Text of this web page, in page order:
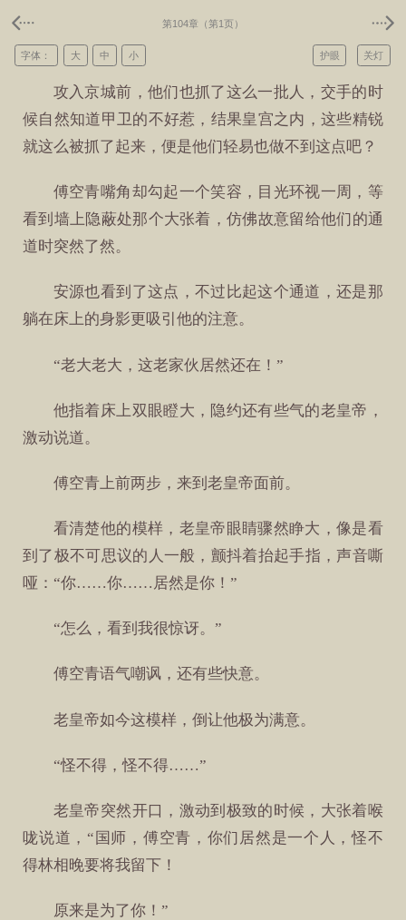
第104章（第1页）
关灯
护眼
字体： 大 中 小
攻入京城前，他们也抓了这么一批人，交手的时
候自然知道甲卫的不好惹，结果皇宫之内，这些精锐
就这么被抓了起来，便是他们轻易也做不到这点吧？
傅空青嘴角却勾起一个笑容，目光环视一周，等
看到墙上隐蔽处那个大张着，仿佛故意留给他们的通
道时突然了然。
安源也看到了这点，不过比起这个通道，还是那
躺在床上的身影更吸引他的注意。
“老大老大，这老家伙居然还在！”
他指着床上双眼瞪大，隐约还有些气的老皇帝，
激动说道。
傅空青上前两步，来到老皇帝面前。
看清楚他的模样，老皇帝眼睛骤然睁大，像是看
到了极不可思议的人一般，颤抖着抬起手指，声音嘶
哑：“你……你……居然是你！”
“怎么，看到我很惊讶。”
傅空青语气嘲讽，还有些快意。
老皇帝如今这模样，倒让他极为满意。
“怪不得，怪不得……”
老皇帝突然开口，激动到极致的时候，大张着喉
咙说道，“国师，傅空青，你们居然是一个人，怪不
得林相晚要将我留下！
原来是为了你！”